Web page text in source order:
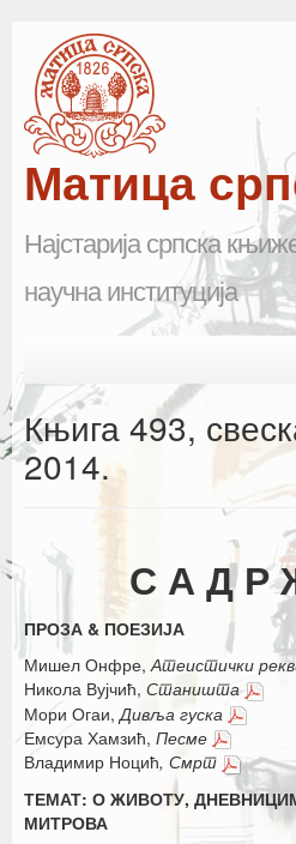
Матица
Најстарија српска
научна институција
Почетна
Матица српска
Летопис Матице српске
Гласник Матице српске
Е–издања
Вести
Књига 493,
2014.
С А Д Р
ПРОЗА & ПОЕЗИЈА
Мишел Онфре, Атеистички
Никола Вујчић, Станишта
Мори Огаи, Дивља гуска
Емсура Хамзић, Песме
Владимир Ноцић, Смрт
ТЕМАТ: О ЖИВОТУ,
МИТРОВА